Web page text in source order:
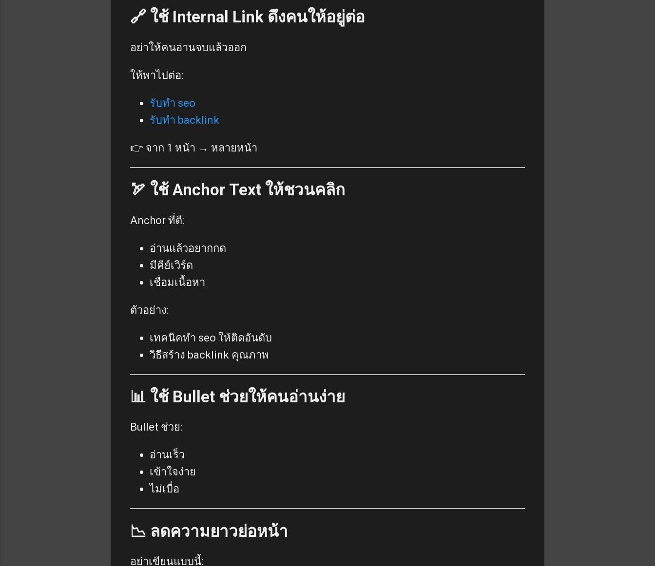
🔗 ใช้ Internal Link ดึงคนให้อยู่ต่อ
อย่าให้คนอ่านจบแล้วออก
ให้พาไปต่อ:
รับทำ seo
รับทำ backlink
👉 จาก 1 หน้า → หลายหน้า
🏹 ใช้ Anchor Text ให้ชวนคลิก
Anchor ที่ดี:
อ่านแล้วอยากกด
มีคีย์เวิร์ด
เชื่อมเนื้อหา
ตัวอย่าง:
เทคนิคทำ seo ให้ติดอันดับ
วิธีสร้าง backlink คุณภาพ
📊 ใช้ Bullet ช่วยให้คนอ่านง่าย
Bullet ช่วย:
อ่านเร็ว
เข้าใจง่าย
ไม่เบื่อ
📉 ลดความยาวย่อหน้า
อย่าเขียนแบบนี้: